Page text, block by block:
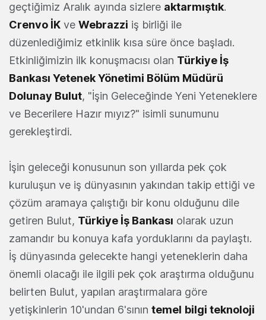
geçtiğimiz Aralık ayında sizlere aktarmıştık.
Crenvo İK ve Webrazzi iş birliği ile
düzenlediğimiz etkinlik kısa süre önce başladı.
Etkinliğimizin ilk konuşmacısı olan Türkiye İş
Bankası Yetenek Yönetimi Bölüm Müdürü
Dolunay Bulut, "İşin Geleceğinde Yeni Yeteneklere
ve Becerilere Hazır mıyız?" isimli sunumunu
gerekleştirdi.
İşin geleceği konusunun son yıllarda pek çok
kuruluşun ve iş dünyasının yakından takip ettiği ve
çözüm aramaya çalıştığı bir konu olduğunu dile
getiren Bulut, Türkiye İş Bankası olarak uzun
zamandır bu konuya kafa yorduklarını da paylaştı.
İş dünyasında gelecekte hangi yeteneklerin daha
önemli olacağı ile ilgili pek çok araştırma olduğunu
belirten Bulut, yapılan araştırmalara göre
yetişkinlerin 10'undan 6'sının temel bilgi teknoloji